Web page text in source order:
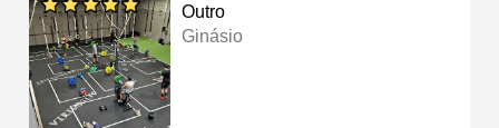
Outro
Ginásio